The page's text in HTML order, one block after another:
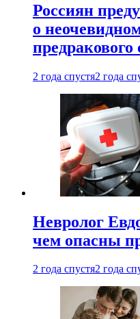
Россиян
о
предракового
2 года спустя2 года
Невролог
чем опасны
2 года спустя2 года